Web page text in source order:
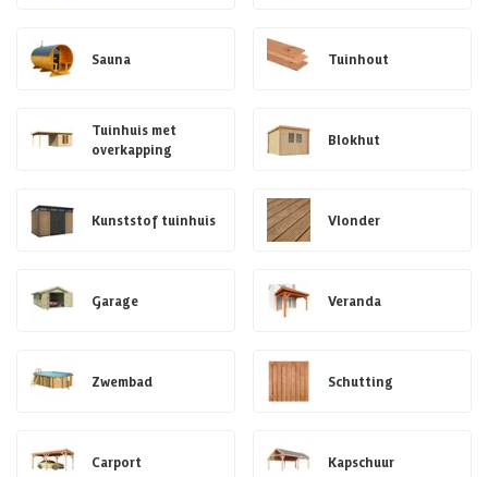
Sauna Tuinhout
Tuinhuis met
overkapping
Blokhut
Kunststof tuinhuis Vlonder
Garage Veranda
Zwembad Schutting
Carport Kapschuur